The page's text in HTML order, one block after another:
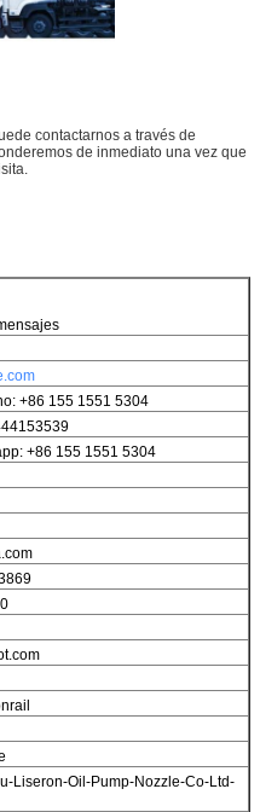
contactarnos a través de
de inmediato una vez que
+86 155 1551 5304
+86 155 1551 5304
Liseron-Oil-Pump-Nozzle-Co-Ltd-